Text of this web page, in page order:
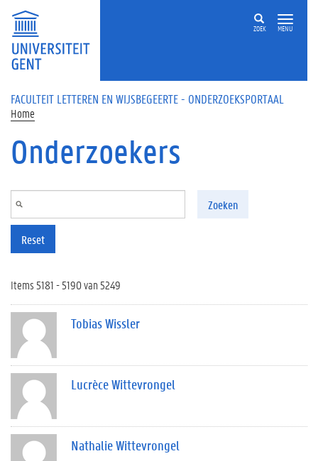
Overslaan en naar de inhoud gaan
ZOEK MENU
FACULTEIT LETTEREN EN WIJSBEGEERTE - ONDERZOEKSPORTAAL
Home
Onderzoekers
Zoeken
Reset
Items 5181 - 5190 van 5249
Tobias Wissler
Lucrèce Wittevrongel
Nathalie Wittevrongel